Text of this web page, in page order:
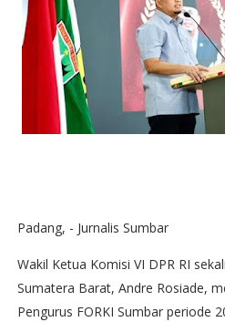
Padang, - Jurnalis Sumbar
Wakil Ketua Komisi VI DPR RI
Sumatera Barat, Andre Rosiade,
Pengurus FORKI Sumbar periode